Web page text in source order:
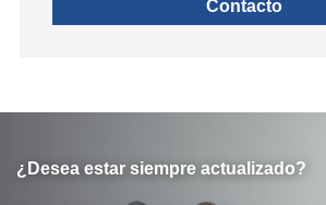
Contacto
¿Desea estar siempre actualizado?